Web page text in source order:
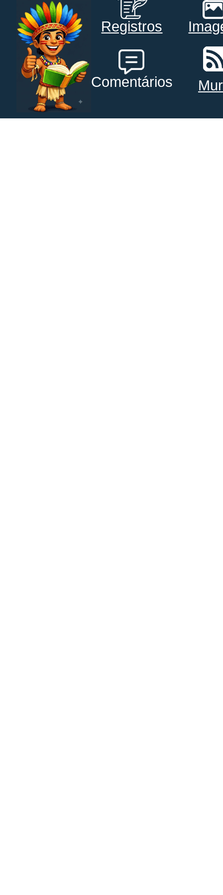
Registros
Comentários